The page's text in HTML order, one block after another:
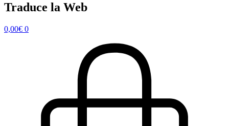
Traduce la Web
0,00€ 0